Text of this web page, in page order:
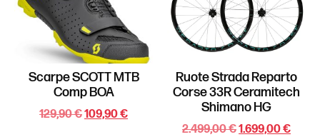
Scarpe SCOTT MTB
Comp BOA
129,90€109,90€
Ruote Strada Reparto
Corse 33R Ceramitech
Shimano HG
2.499,00€1.699,00€